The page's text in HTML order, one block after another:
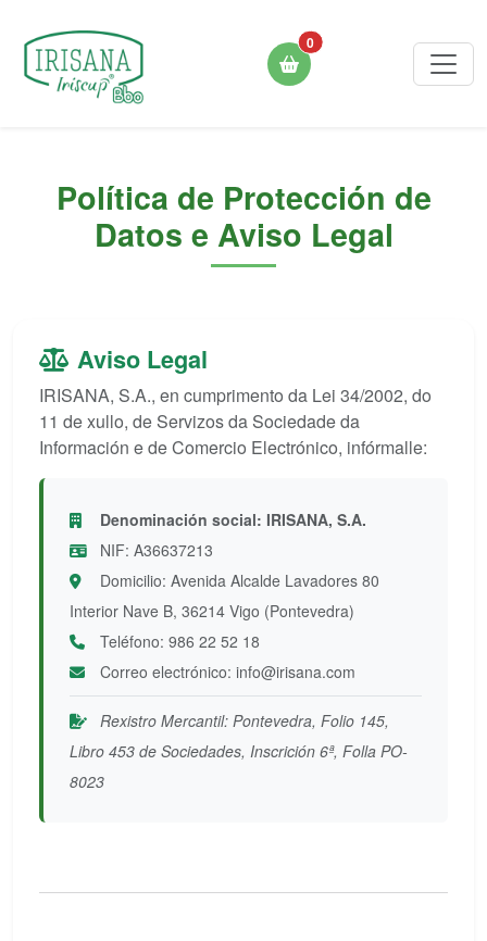
0
Política de Protección de
Datos e Aviso Legal
Aviso Legal
IRISANA, S.A., en cumprimento da Lei 34/2002, do
11 de xullo, de Servizos da Sociedade da
Información e de Comercio Electrónico, infórmalle:
Denominación social: IRISANA, S.A.
NIF: A36637213
Domicilio: Avenida Alcalde Lavadores 80
Interior Nave B, 36214 Vigo (Pontevedra)
Teléfono: 986 22 52 18
Correo electrónico: info@irisana.com
Rexistro Mercantil: Pontevedra, Folio 145,
Libro 453 de Sociedades, Inscrición 6ª, Folla PO-
8023